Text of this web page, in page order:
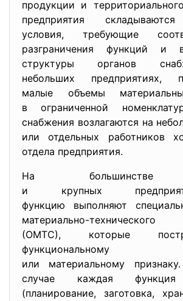
продукции и
предприятия
условия, требующие
разграничения функций и
структуры органов
небольших предприятиях,
малые объемы
в ограниченной
снабжения возлагаются на
или отдельных работников
отдела предприятия.
На большинстве
и крупных
функцию выполняют
материально-
(ОМТС), которые
функциональному
или материальному
случае каждая функция
(планирование, заготовка,